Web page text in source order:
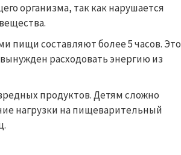
организма, так как нарушается
пищи составляют более 5 часов. Это
расходовать энергию из
продуктов. Детям сложно
нагрузки на пищеварительный